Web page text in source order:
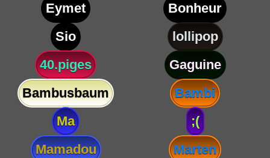
Eymet
Bonheur
Sio
lollipop
40.piges
Gaguine
Bambusbaum
Bambi
Ma
;(
Mamadou
Marten